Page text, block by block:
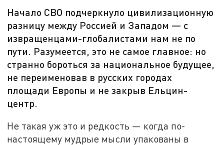
Начало СВО подчеркнуло цивилизационную
разницу между Россией и Западом — с
извращенцами-глобалистами нам не по
пути. Разумеется, это не самое главное: но
странно бороться за национальное будущее,
не переименовав в русских городах
площади Европы и не закрыв Ельцин-
центр.
Не такая уж это и редкость — когда по-
настоящему мудрые мысли упакованы в